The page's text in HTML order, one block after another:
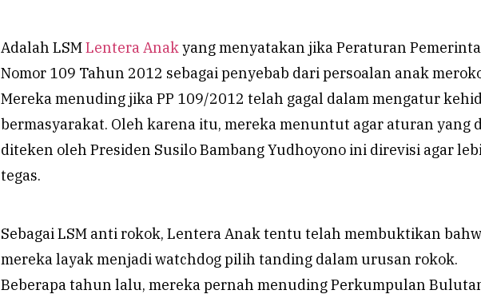
Adalah LSMLentera Anakyang menyatakan jika Peraturan
Nomor 109 Tahun 2012 sebagai penyebab dari persoalan anak
Mereka menuding jika PP 109/2012 telah gagal dalam mengatur
bermasyarakat. Oleh karena itu, mereka menuntut agar aturan yang
diteken oleh Presiden Susilo Bambang Yudhoyono ini direvisi agar
tegas.
Sebagai LSM anti rokok, Lentera Anak tentu telah membuktikan
mereka layak menjadi watchdog pilih tanding dalam urusan rokok.
Beberapa tahun lalu, mereka pernah menuding Perkumpulan